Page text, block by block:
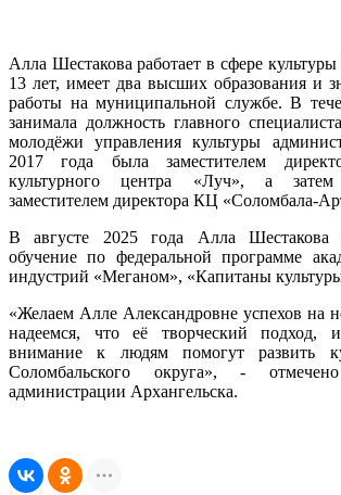
Алла Шестакова работает в сфере
13 лет, имеет два высших образования и
работы на муниципальной службе. В
занимала должность главного
молодёжи управления культуры
2017 года была заместителем
культурного центра «Луч», а
заместителем директора КЦ «Соломбала-
В августе 2025 года Алла Шестакова
обучение по федеральной программе
индустрий «Меганом», «Капитаны
«Желаем Алле Александровне успехов на
надеемся, что её творческий подход,
внимание к людям помогут развить
Соломбальского округа», -
администрации Архангельска.